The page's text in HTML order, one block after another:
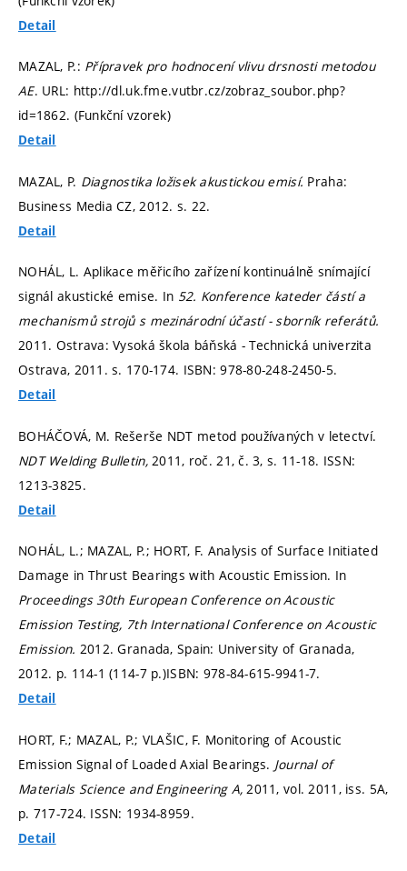
Detail
MAZAL, P.: Přípravek pro hodnocení vlivu drsnosti metodou
AE. URL: http://dl.uk.fme.vutbr.cz/zobraz_soubor.php?
id=1862. (Funkční vzorek)
Detail
MAZAL, P. Diagnostika ložisek akustickou emisí. Praha:
Business Media CZ, 2012. s. 22.
Detail
NOHÁL, L. Aplikace měřicího zařízení kontinuálně snímající
signál akustické emise. In 52. Konference kateder částí a
mechanismů strojů s mezinárodní účastí - sborník referátů.
2011. Ostrava: Vysoká škola báňská - Technická univerzita
Ostrava, 2011.s. 170-174. ISBN: 978-80-248-2450-5.
Detail
BOHÁČOVÁ, M. Rešerše NDT metod používaných v letectví.
NDT Welding Bulletin, 2011, roč. 21, č. 3,s. 11-18. ISSN:
1213-3825.
Detail
NOHÁL, L.; MAZAL, P.; HORT, F. Analysis of Surface Initiated
Damage in Thrust Bearings with Acoustic Emission. In
Proceedings 30th European Conference on Acoustic
Emission Testing, 7th International Conference on Acoustic
Emission. 2012. Granada, Spain: University of Granada,
2012. p. 114-1 (114-7 p.)ISBN: 978-84-615-9941-7.
Detail
HORT, F.; MAZAL, P.; VLAŠIC, F. Monitoring of Acoustic
Emission Signal of Loaded Axial Bearings. Journal of
Materials Science and Engineering A, 2011, vol. 2011, iss. 5A,
p. 717-724. ISSN: 1934-8959.
Detail